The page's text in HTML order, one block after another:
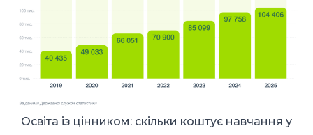
Освіта із цінником: скільки коштує навчання у